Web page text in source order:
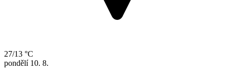
27/13 °C
pondělí 10. 8.